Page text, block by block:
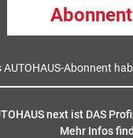
AUTOHAUS-Abonnent
next ist DAS
Mehr Infos